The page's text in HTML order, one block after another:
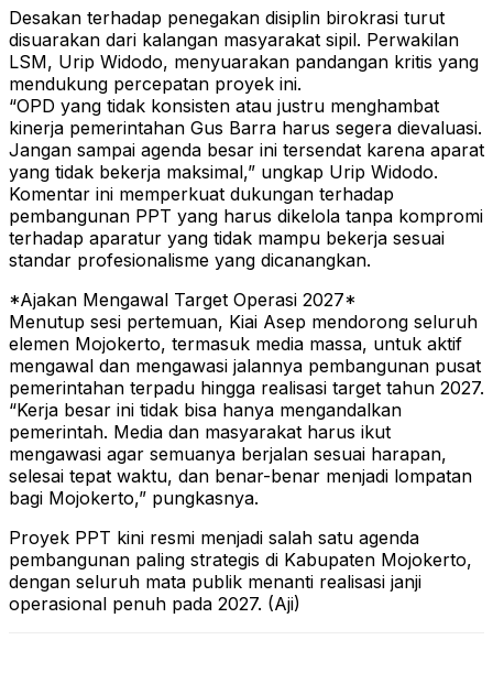
Desakan terhadap penegakan disiplin birokrasi turut
disuarakan dari kalangan masyarakat sipil. Perwakilan
LSM, Urip Widodo, menyuarakan pandangan kritis yang
mendukung percepatan proyek ini.
“OPD yang tidak konsisten atau justru menghambat
kinerja pemerintahan Gus Barra harus segera dievaluasi.
Jangan sampai agenda besar ini tersendat karena aparat
yang tidak bekerja maksimal,” ungkap Urip Widodo.
Komentar ini memperkuat dukungan terhadap
pembangunan PPT yang harus dikelola tanpa kompromi
terhadap aparatur yang tidak mampu bekerja sesuai
standar profesionalisme yang dicanangkan.
*Ajakan Mengawal Target Operasi 2027*
Menutup sesi pertemuan, Kiai Asep mendorong seluruh
elemen Mojokerto, termasuk media massa, untuk aktif
mengawal dan mengawasi jalannya pembangunan pusat
pemerintahan terpadu hingga realisasi target tahun 2027.
“Kerja besar ini tidak bisa hanya mengandalkan
pemerintah. Media dan masyarakat harus ikut
mengawasi agar semuanya berjalan sesuai harapan,
selesai tepat waktu, dan benar-benar menjadi lompatan
bagi Mojokerto,” pungkasnya.
Proyek PPT kini resmi menjadi salah satu agenda
pembangunan paling strategis di Kabupaten Mojokerto,
dengan seluruh mata publik menanti realisasi janji
operasional penuh pada 2027. (Aji)